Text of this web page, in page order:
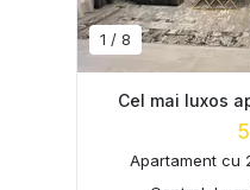
1 / 8
Cel mai luxos
Apartament cu